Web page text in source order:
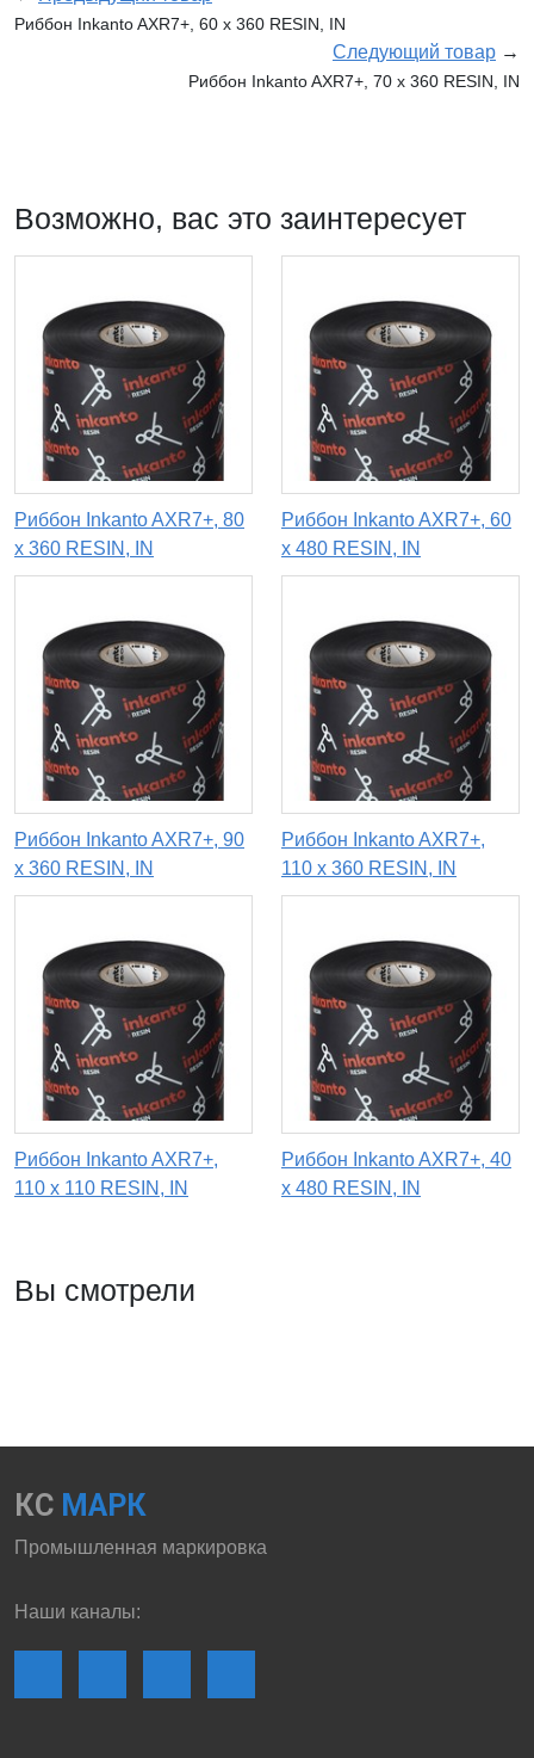
Риббон Inkanto AXR7+, 60 х 360 RESIN, IN
Следующий товар →
Риббон Inkanto AXR7+, 70 х 360 RESIN, IN
Возможно, вас это заинтересует
Риббон Inkanto AXR7+, 80
х 360 RESIN, IN
Риббон Inkanto AXR7+, 60
х 480 RESIN, IN
Риббон Inkanto AXR7+, 90
x 360 RESIN, IN
Риббон Inkanto AXR7+,
110 х 360 RESIN, IN
Риббон Inkanto AXR7+,
110 x 110 RESIN, IN
Риббон Inkanto AXR7+, 40
х 480 RESIN, IN
Вы смотрели
КС МАРК
Промышленная маркировка
Наши каналы: